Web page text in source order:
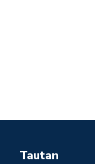
Tautan